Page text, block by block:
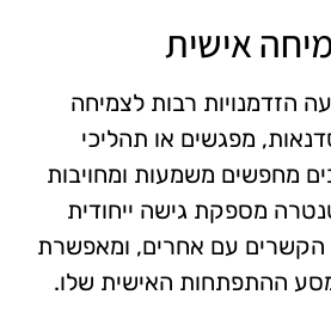
אישית
הזדמנויות רבות לצמיחה
מפגשים או תהליכי
מחפשים משמעות ומחויבות
מספקת גישה ייחודית
הקשרים עם אחרים, ומאפשרת
ההתפתחות האישית שלו.